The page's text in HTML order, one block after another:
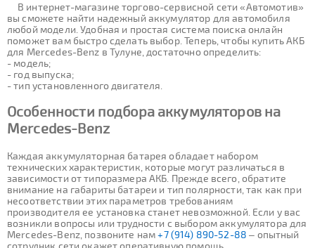
В интернет-магазине торгово-сервисной сети «Автомотив»
вы сможете найти надежный аккумулятор для автомобиля
любой модели. Удобная и простая система поиска онлайн
поможет вам быстро сделать выбор. Теперь, чтобы купить АКБ
для Mercedes-Benz в Тулуне, достаточно определить:
- модель;
- год выпуска;
- тип установленного двигателя.
Особенности подбора аккумуляторов на
Mercedes-Benz
Каждая аккумуляторная батарея обладает набором
технических характеристик, которые могут различаться в
зависимости от типоразмера АКБ. Прежде всего, обратите
внимание на габариты батареи и тип полярности, так как при
несоответствии этих параметров требованиям
производителя ее установка станет невозможной. Если у вас
возникли вопросы или трудности с выбором аккумулятора для
Mercedes-Benz, позвоните нам+7 (914) 890-52-88 – опытный
сотрудник сети окажет оперативную помощь.